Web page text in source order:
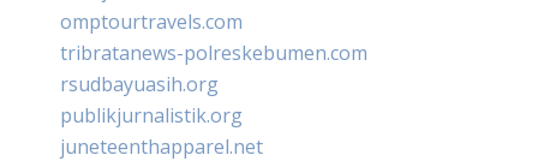
omptourtravels.com
tribratanews-polreskebumen.com
rsudbayuasih.org
publikjurnalistik.org
juneteenthapparel.net